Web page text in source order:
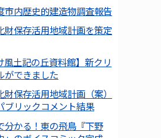
市内歴史的建造物調査報告
財保存活用地域計画を策定
風土記の丘資料館】新クリ
ができました
保存活用地域計画（案）
ブリックコメント結果
分かる！東の飛鳥『下野